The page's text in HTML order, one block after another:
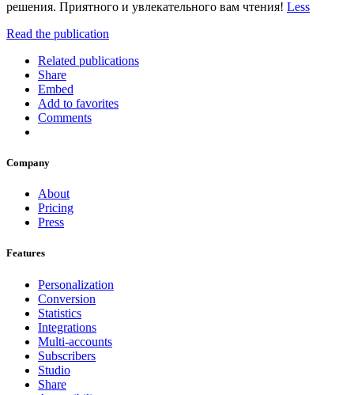
решения. Приятного и увлекательного вам чтения! Less
Read the publication
Related publications
Share
Embed
Add to favorites
Comments
Company
About
Pricing
Press
Features
Personalization
Conversion
Statistics
Integrations
Multi-accounts
Subscribers
Studio
Share